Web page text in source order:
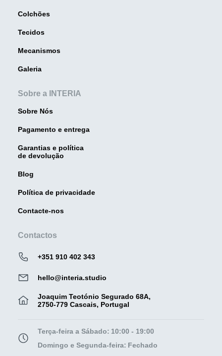
Colchões
Tecidos
Mecanismos
Galeria
Sobre a INTERIA
Sobre Nós
Pagamento e entrega
Garantias e política
de devolução
Blog
Política de privacidade
Contacte-nos
Contactos
+351 910 402 343
hello@interia.studio
Joaquim Teotónio Segurado 68A,
2750-779 Cascais, Portugal
Terça-feira a Sábado: 10:00 - 19:00
Domingo e Segunda-feira: Fechado